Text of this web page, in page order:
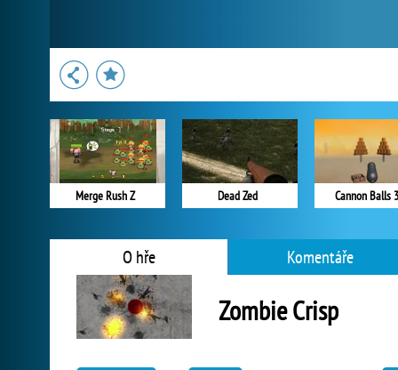
Merge Rush Z Dead Zed Cannon Balls
O hře Komentáře
Zombie Crisp